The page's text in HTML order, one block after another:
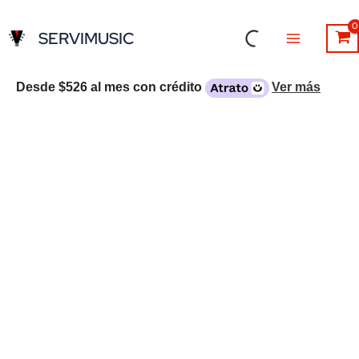
al
contenido
SERVIMUSIC
Desde $526 al mes con crédito Ver más